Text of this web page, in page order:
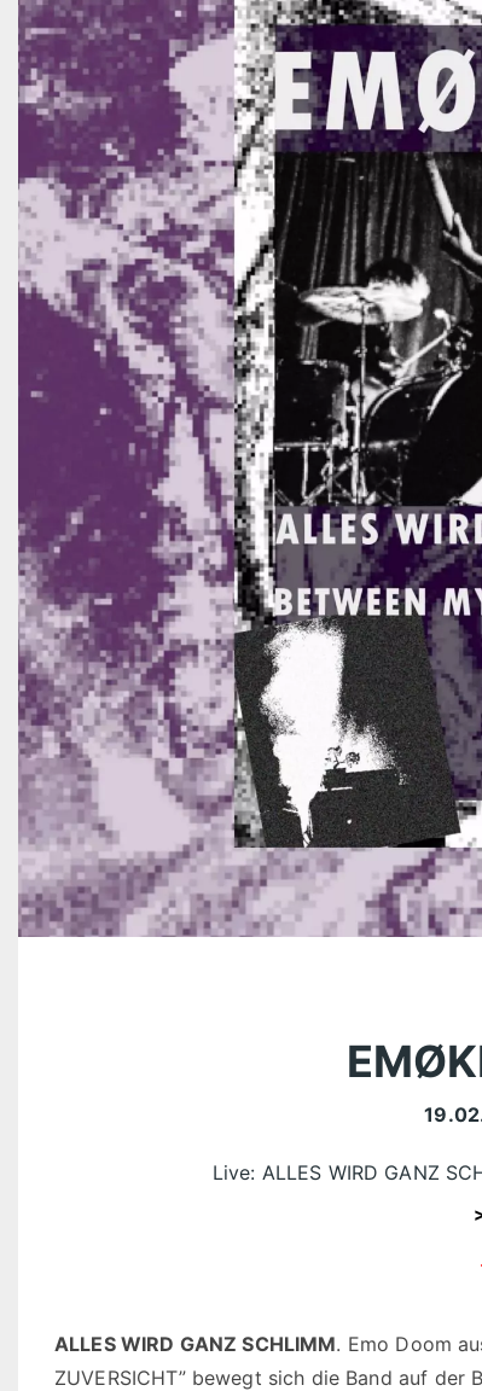
Live: ALLES WIRD GANZ
ALLES WIRD GANZ SCHLIMM. Emo Doom
ZUVERSICHT” bewegt sich die Band auf